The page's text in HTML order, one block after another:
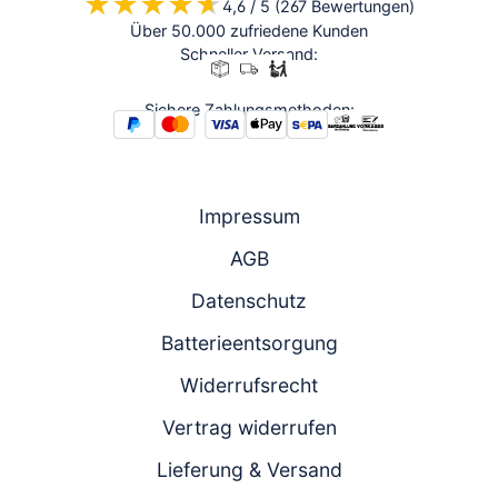
Mo.-Do.:
Mo.-Do.:
08:00 -
17:00 und
16:00
4,6 / 5 (267 Bewertungen)
Über 50.000 zufriedene Kunden
Schneller Versand:
Sichere Zahlungsmethoden:
Impressum
AGB
Datenschutz
Batterieentsorgung
Widerrufsrecht
Vertrag widerrufen
Lieferung & Versand